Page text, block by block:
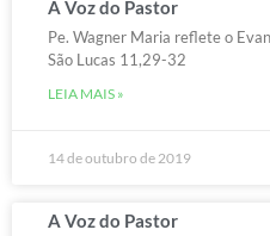
A Voz do Pastor
Pe. Wagner Maria reflete o
São Lucas 11,29-32
LEIA MAIS »
14 de outubro de 2019
A Voz do Pastor